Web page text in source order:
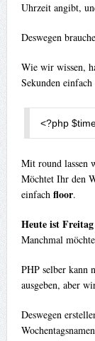
Uhrzeit angibt,
Deswegen
Wie wir wissen,
Sekunden
<?php
Mit round lassen
Möchtet Ihr den
einfach floor.
Heute ist Freitag
Manchmal
PHP selber kann
ausgeben, aber
Deswegen